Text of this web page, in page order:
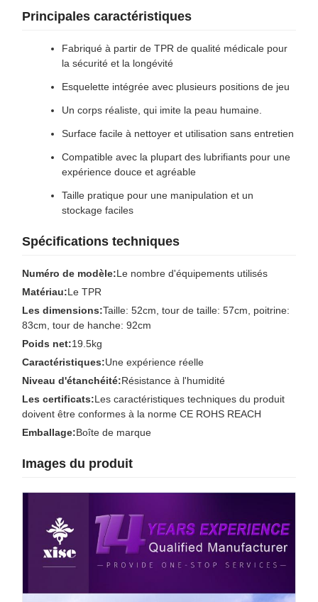
Principales caractéristiques
Fabriqué à partir de TPR de qualité médicale pour
la sécurité et la longévité
Esquelette intégrée avec plusieurs positions de jeu
Un corps réaliste, qui imite la peau humaine.
Surface facile à nettoyer et utilisation sans entretien
Compatible avec la plupart des lubrifiants pour une
expérience douce et agréable
Taille pratique pour une manipulation et un
stockage faciles
Spécifications techniques
Numéro de modèle:Le nombre d'équipements utilisés
Matériau:Le TPR
Les dimensions:Taille: 52cm, tour de taille: 57cm, poitrine:
83cm, tour de hanche: 92cm
Poids net:19.5kg
Caractéristiques:Une expérience réelle
Niveau d'étanchéité:Résistance à l'humidité
Les certificats:Les caractéristiques techniques du produit
doivent être conformes à la norme CE ROHS REACH
Emballage:Boîte de marque
Images du produit